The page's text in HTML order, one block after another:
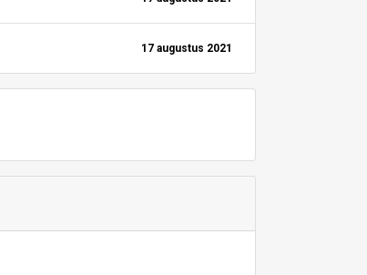
17 augustus 2021